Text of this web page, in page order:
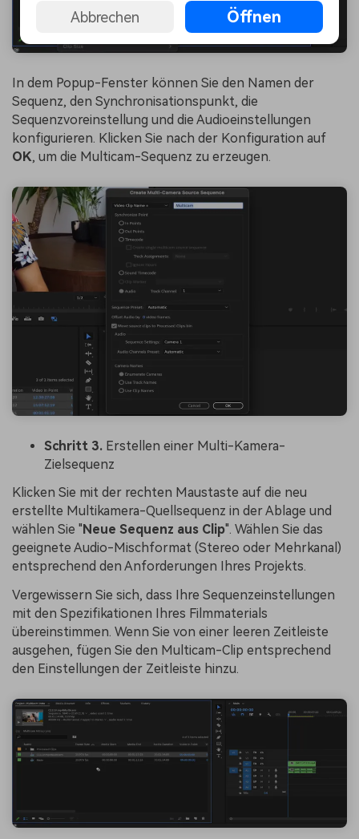
In dem Popup-Fenster können Sie den Namen der
Sequenz, den Synchronisationspunkt, die
Sequenzvoreinstellung und die Audioeinstellungen
konfigurieren. Klicken Sie nach der Konfiguration auf
OK, um die Multicam-Sequenz zu erzeugen.
Schritt 3. Erstellen einer Multi-Kamera-
Zielsequenz
Klicken Sie mit der rechten Maustaste auf die neu
erstellte Multikamera-Quellsequenz in der Ablage und
wählen Sie " Neue Sequenz aus Clip". Wählen Sie das
geeignete Audio-Mischformat (Stereo oder Mehrkanal)
entsprechend den Anforderungen Ihres Projekts.
Vergewissern Sie sich, dass Ihre Sequenzeinstellungen
mit den Spezifikationen Ihres Filmmaterials
übereinstimmen. Wenn Sie von einer leeren Zeitleiste
ausgehen, fügen Sie den Multicam-Clip entsprechend
den Einstellungen der Zeitleiste hinzu.
Abbrechen Öffnen